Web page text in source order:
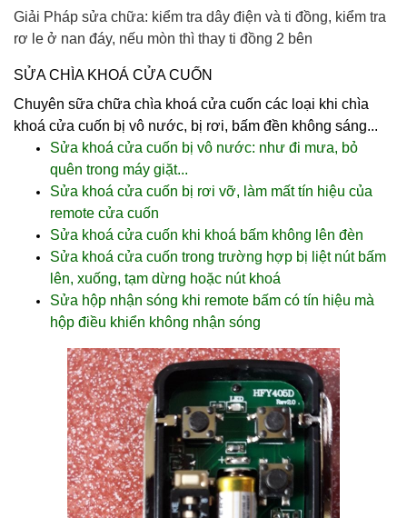
Giải Pháp sửa chữa: kiểm tra dây điện và ti đồng, kiểm tra
rơ le ở nan đáy, nếu mòn thì thay ti đồng 2 bên
SỬA CHÌA KHOÁ CỬA CUỐN
Chuyên sữa chữa chìa khoá cửa cuốn các loại khi chìa
khoá cửa cuốn bị vô nước, bị rơi, bấm đền không sáng...
Sửa khoá cửa cuốn bị vô nước: như đi mưa, bỏ
quên trong máy giặt...
Sửa khoá cửa cuốn bị rơi vỡ, làm mất tín hiệu của
remote cửa cuốn
Sửa khoá cửa cuốn khi khoá bấm không lên đèn
Sửa khoá cửa cuốn trong trường hợp bị liệt nút bấm
lên, xuống, tạm dừng hoặc nút khoá
Sửa hộp nhận sóng khi remote bấm có tín hiệu mà
hộp điều khiển không nhận sóng